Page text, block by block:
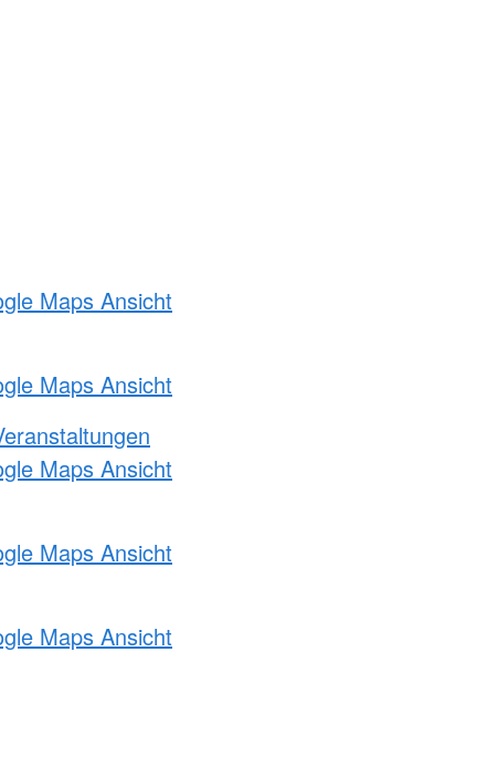
Maps Ansicht
Maps Ansicht
Maps Ansicht
Maps Ansicht
Maps Ansicht